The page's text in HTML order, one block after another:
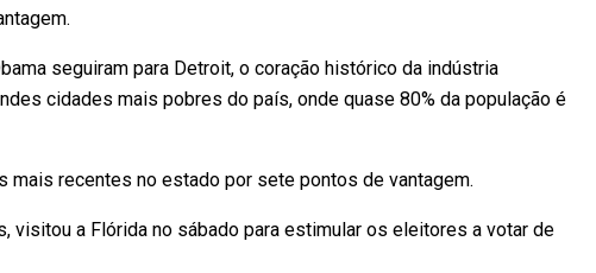
seguiram para Detroit, o coração histórico da indústria
cidades mais pobres do país, onde quase 80% da população é
recentes no estado por sete pontos de vantagem.
visitou a Flórida no sábado para estimular os eleitores a votar de